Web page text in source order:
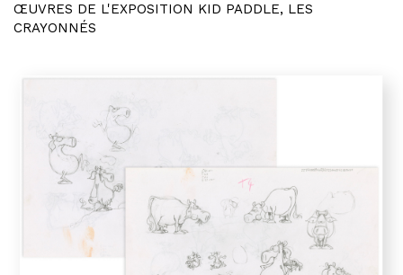
ŒUVRES DE L'EXPOSITION KID PADDLE, LES
CRAYONNÉS